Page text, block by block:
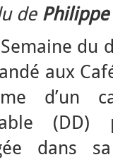
de
du
aux
d’un
dans